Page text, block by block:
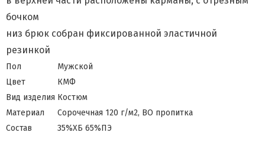
бочком
низ брюк собран фиксированной эластичной
резинкой
Пол
Мужской
Цвет
КМФ
Вид изделия Костюм
Материал
Сорочечная 120 г/м2, ВО пропитка
Состав
35%ХБ 65%ПЭ